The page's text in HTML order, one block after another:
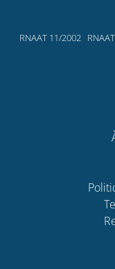
RNAAT 11/2002